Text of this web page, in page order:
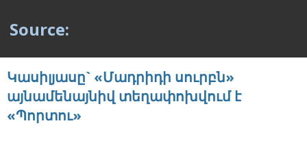
Source:
Կասիլյասը` «Մադրիդի սուրբն»
այնամենայնիվ տեղափոխվում է
«Պորտու»